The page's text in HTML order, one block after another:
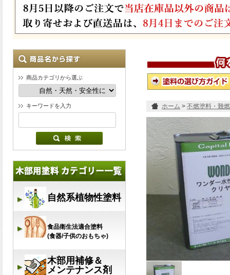
商品カテゴリから選ぶ
キーワードを入力 ホーム > 不燃塗料・難
り)